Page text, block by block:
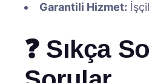
Garantili Hizmet:
❓ Sıkça